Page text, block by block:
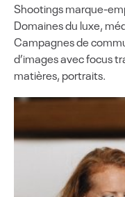
Shootings marque-
Domaines du luxe,
Campagnes de
d’images avec focus
matières, portraits.